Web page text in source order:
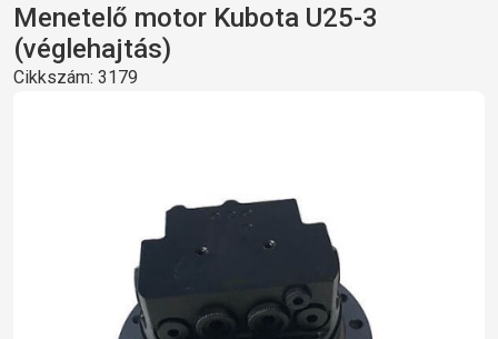
Menetelő motor Kubota U25-3
(véglehajtás)
Cikkszám: 3179